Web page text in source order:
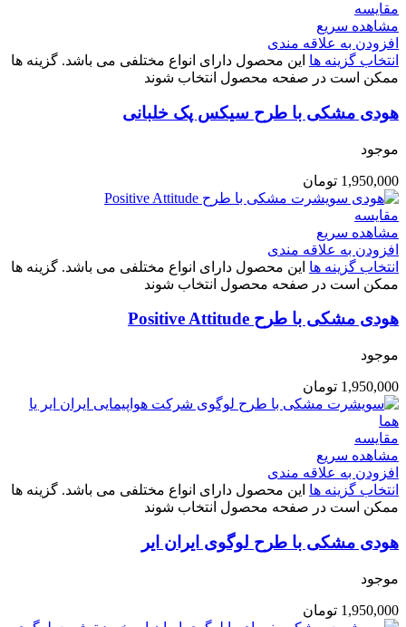
مقایسه
مشاهده سریع
افزودن به علاقه مندی
انتخاب گزینه ها این محصول دارای انواع مختلفی می باشد. گزینه ها
ممکن است در صفحه محصول انتخاب شوند
هودی مشکی با طرح سیکس پک خلبانی
موجود
1,950,000 تومان
مقایسه
مشاهده سریع
افزودن به علاقه مندی
انتخاب گزینه ها این محصول دارای انواع مختلفی می باشد. گزینه ها
ممکن است در صفحه محصول انتخاب شوند
هودی مشکی با طرح Positive Attitude
موجود
1,950,000 تومان
مقایسه
مشاهده سریع
افزودن به علاقه مندی
انتخاب گزینه ها این محصول دارای انواع مختلفی می باشد. گزینه ها
ممکن است در صفحه محصول انتخاب شوند
هودی مشکی با طرح لوگوی ایران ایر
موجود
1,950,000 تومان